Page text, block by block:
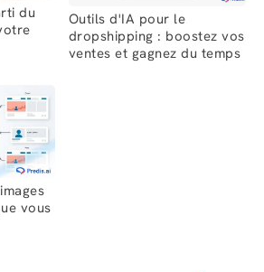
du
Outils d'IA pour le
dropshipping : boostez vos
ventes et gagnez du temps
vous